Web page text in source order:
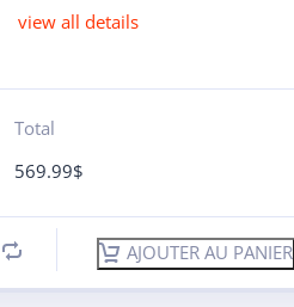
view all details
Total
569.99$
AJOUTER AU PANIER